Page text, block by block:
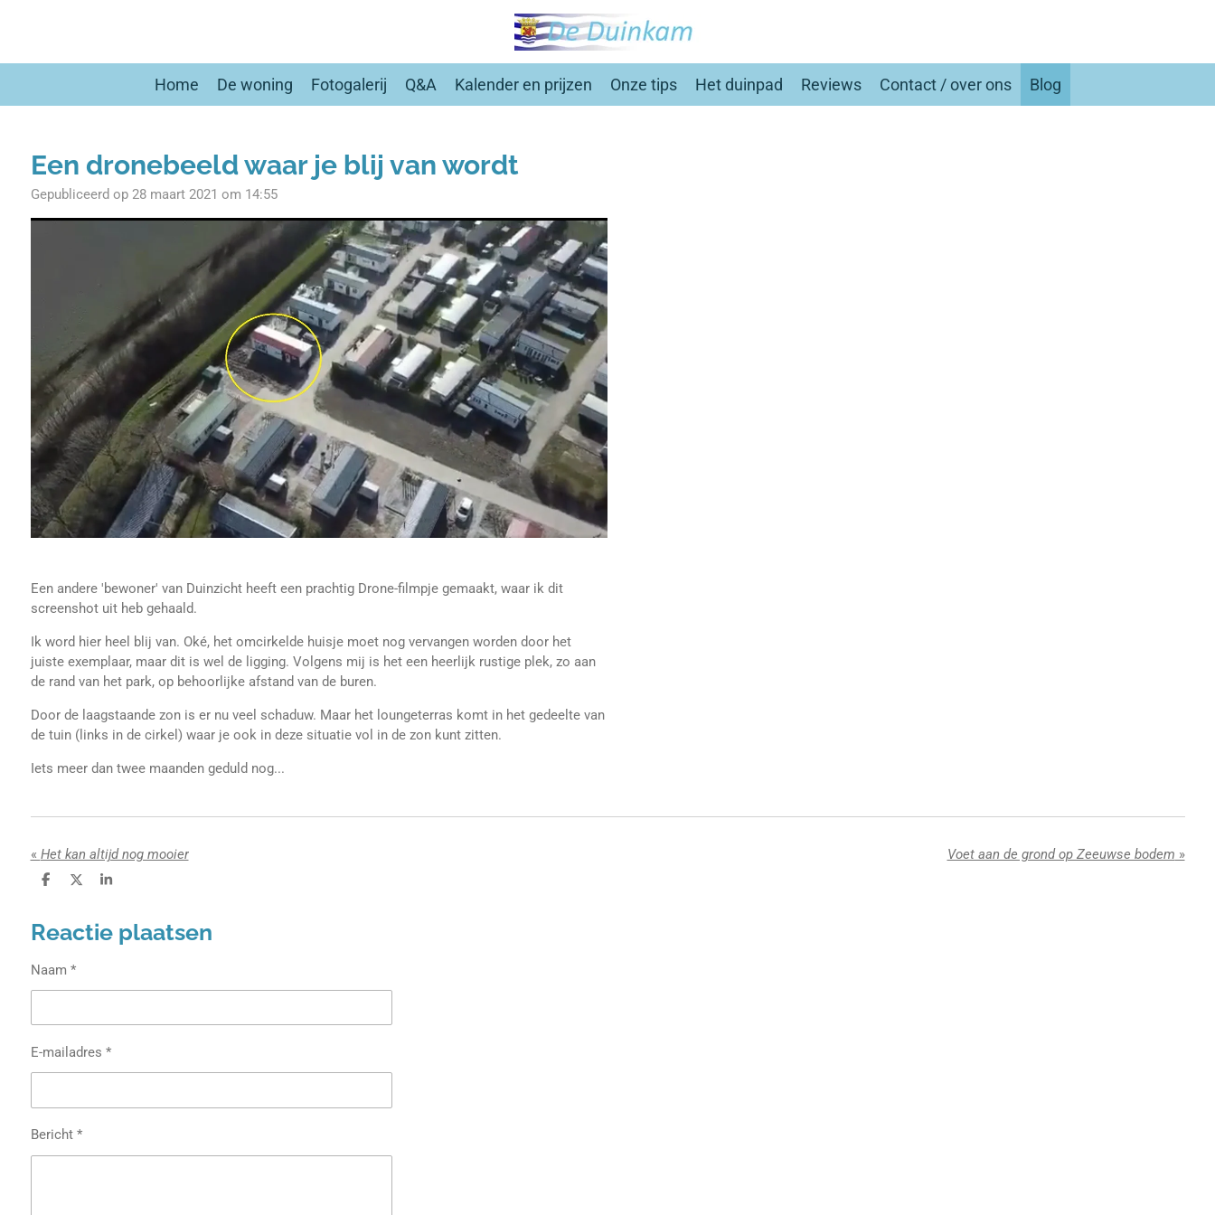
Home De woning Fotogalerij Q&A Kalender en prijzen Onze tips Het duinpad Reviews Contact / over ons Blog
Een dronebeeld waar je blij van wordt
Gepubliceerd op 28 maart 2021 om 14:55
Een andere 'bewoner' van Duinzicht heeft een prachtig Drone-filmpje gemaakt, waar ik dit
screenshot uit heb gehaald.
Ik word hier heel blij van. Oké, het omcirkelde huisje moet nog vervangen worden door het
juiste exemplaar, maar dit is wel de ligging. Volgens mij is het een heerlijk rustige plek, zo aan
de rand van het park, op behoorlijke afstand van de buren.
Door de laagstaande zon is er nu veel schaduw. Maar het loungeterras komt in het gedeelte van
de tuin (links in de cirkel) waar je ook in deze situatie vol in de zon kunt zitten.
Iets meer dan twee maanden geduld nog...
« Het kan altijd nog mooier Voet aan de grond op Zeeuwse bodem »
D
e
n
D
S
e
Reactie plaatsen
Naam *
E-mailadres *
Bericht *